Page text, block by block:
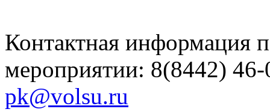
Контактная информация
мероприятии: 8(8442)
pk@volsu.ru